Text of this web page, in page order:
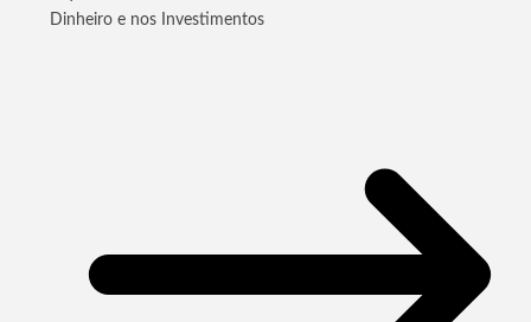
Dinheiro e nos Investimentos